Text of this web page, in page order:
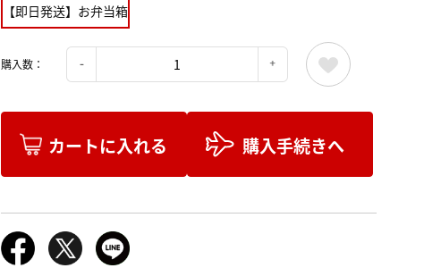
【即日発送】お弁当箱
購入数：
カートに入れる 購入手続きへ